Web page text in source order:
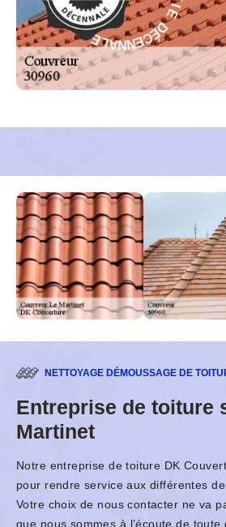
G
A
R
A
N
T
I É
C
E
N
N
A
L
E
-
NETTOYAGE DÉMOUSSAGE DE
Entreprise de toiture
Martinet
Notre entreprise de toiture DK
pour rendre service aux différentes
Votre choix de nous contacter ne va
que nous sommes à l’écoute de